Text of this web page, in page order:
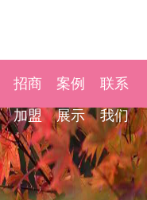
招商
加盟
案例
展示
联系
我们